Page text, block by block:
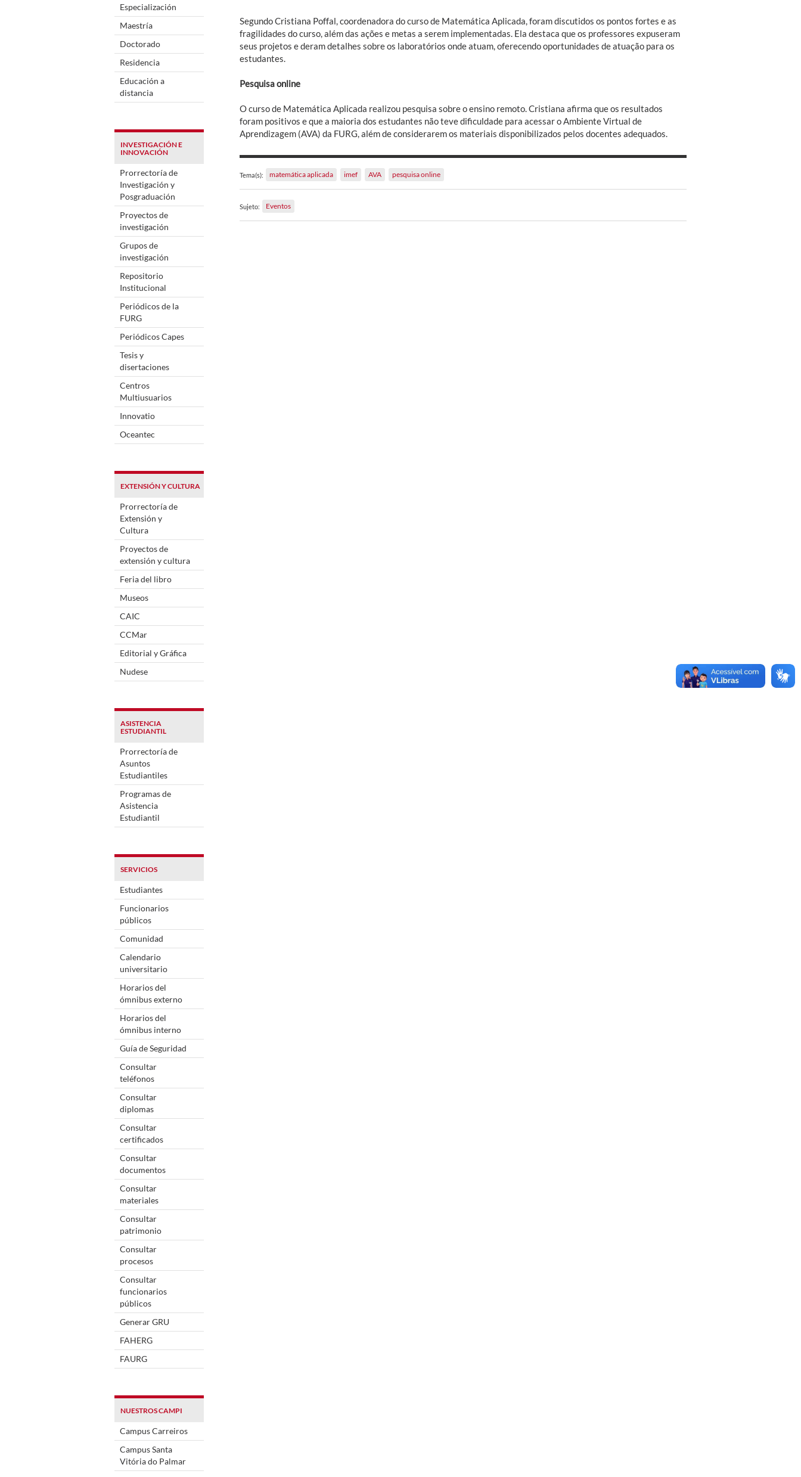
Especialización
Maestría
Doctorado
Residencia
Educación a
distancia
INVESTIGACIÓN E
INNOVACIÓN
Prorrectoría de
Investigación y
Posgraduación
Proyectos de
investigación
Grupos de
investigación
Repositorio
Institucional
Periódicos de la
FURG
Periódicos Capes
Tesis y
disertaciones
Centros
Multiusuarios
Innovatio
Oceantec
EXTENSIÓN Y CULTURA
Prorrectoría de
Extensión y
Cultura
Proyectos de
extensión y cultura
Feria del libro
Museos
CAIC
CCMar
Editorial y Gráfica
Nudese
ASISTENCIA
ESTUDIANTIL
Prorrectoría de
Asuntos
Estudiantiles
Programas de
Asistencia
Estudiantil
SERVICIOS
Estudiantes
Funcionarios
públicos
Comunidad
Calendario
universitario
Horarios del
ómnibus externo
Horarios del
ómnibus interno
Guía de Seguridad
Consultar
teléfonos
Consultar
diplomas
Consultar
certificados
Consultar
documentos
Consultar
materiales
Consultar
patrimonio
Consultar
procesos
Consultar
funcionarios
públicos
Generar GRU
FAHERG
FAURG
NUESTROS CAMPI
Campus Carreiros
Campus Santa
Vitória do Palmar
Segundo Cristiana Poffal, coordenadora do curso de Matemática Aplicada, foram discutidos os pontos fortes e as
fragilidades do curso, além das ações e metas a serem implementadas. Ela destaca que os professores expuseram
seus projetos e deram detalhes sobre os laboratórios onde atuam, oferecendo oportunidades de atuação para os
estudantes.
Pesquisa online
O curso de Matemática Aplicada realizou pesquisa sobre o ensino remoto. Cristiana afirma que os resultados
foram positivos e que a maioria dos estudantes não teve dificuldade para acessar o Ambiente Virtual de
Aprendizagem (AVA) da FURG, além de considerarem os materiais disponibilizados pelos docentes adequados.
Tema(s): matemática aplicada imef AVA pesquisa online
Sujeto: Eventos